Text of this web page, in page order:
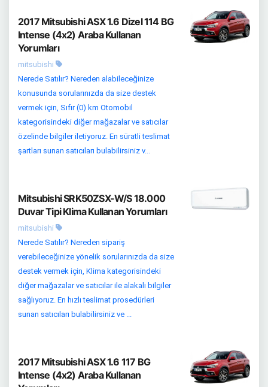
2017 Mitsubishi ASX 1.6 Dizel 114 BG
Intense (4x2) Araba Kullanan
Yorumları
mitsubishi
Nerede Satılır? Nereden alabileceğinize
konusunda sorularınızda da size destek
vermek için, Sıfır (0) km Otomobil
kategorisindeki diğer mağazalar ve satıcılar
özelinde bilgiler iletiyoruz. En süratli teslimat
şartları sunan satıcıları bulabilirsiniz v...
Mitsubishi SRK50ZSX-W/S 18.000
Duvar Tipi Klima Kullanan Yorumları
mitsubishi
Nerede Satılır? Nereden sipariş
verebileceğinize yönelik sorularınızda da size
destek vermek için, Klima kategorisindeki
diğer mağazalar ve satıcılar ile alakalı bilgiler
sağlıyoruz. En hızlı teslimat prosedürleri
sunan satıcıları bulabilirsiniz ve ...
2017 Mitsubishi ASX 1.6 117 BG
Intense (4x2) Araba Kullanan